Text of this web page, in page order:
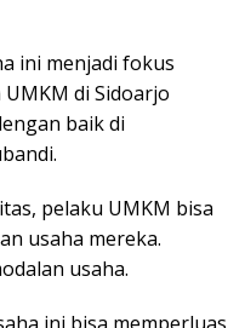
ini menjadi fokus
di Sidoarjo
baik di
pelaku UMKM bisa
usaha mereka.
usaha.